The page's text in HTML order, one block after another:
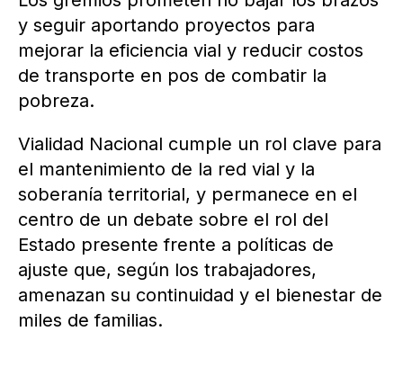
y seguir aportando proyectos para
mejorar la eficiencia vial y reducir costos
de transporte en pos de combatir la
pobreza.
Vialidad Nacional cumple un rol clave para
el mantenimiento de la red vial y la
soberanía territorial, y permanece en el
centro de un debate sobre el rol del
Estado presente frente a políticas de
ajuste que, según los trabajadores,
amenazan su continuidad y el bienestar de
miles de familias.